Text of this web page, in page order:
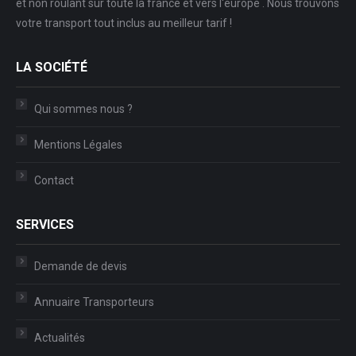
et non roulant sur toute la france et vers l'europe . Nous trouvons
votre transport tout inclus au meilleur tarif !
LA SOCIÉTÉ
Qui sommes nous ?
Mentions Légales
Contact
SERVICES
Demande de devis
Annuaire Transporteurs
Actualités